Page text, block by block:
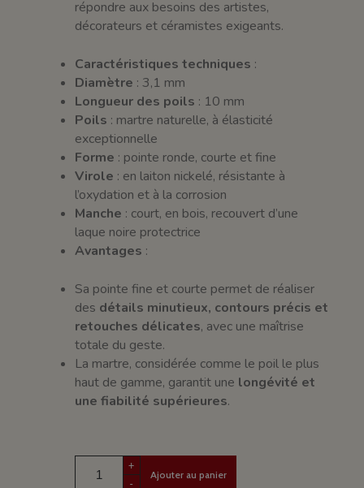
répondre aux besoins des artistes,
décorateurs et céramistes exigeants.
Caractéristiques techniques :
Diamètre : 3,1 mm
Longueur des poils : 10 mm
Poils : martre naturelle, à élasticité
exceptionnelle
Forme : pointe ronde, courte et fine
Virole : en laiton nickelé, résistante à
l’oxydation et à la corrosion
Manche : court, en bois, recouvert d’une
laque noire protectrice
Avantages :
Sa pointe fine et courte permet de réaliser
des détails minutieux, contours précis et
retouches délicates, avec une maîtrise
totale du geste.
La martre, considérée comme le poil le plus
haut de gamme, garantit une longévité et
une fiabilité supérieures.
+
-
Ajouter au panier